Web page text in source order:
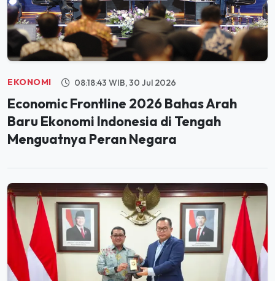
EKONOMI 08:18:43 WIB, 30 Jul 2026
Economic Frontline 2026 Bahas Arah
Baru Ekonomi Indonesia di Tengah
Menguatnya Peran Negara